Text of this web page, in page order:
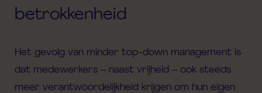
betrokkenheid
Het gevolg van minder top-down management is
dat medewerkers – naast vrijheid – ook steeds
meer verantwoordelijkheid krijgen om hun eigen